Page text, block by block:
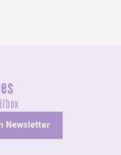
Newsletter